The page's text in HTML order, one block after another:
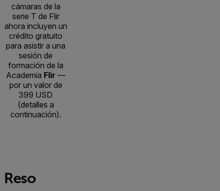
cámaras de la
serie T de Flir
ahora incluyen un
crédito gratuito
para asistir a una
sesión de
formación de la
Academia Flir —
por un valor de
399 USD
(detalles a
continuación).
Reso